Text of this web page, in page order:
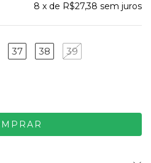
8 x de R$27,38 sem juros
37 38 39